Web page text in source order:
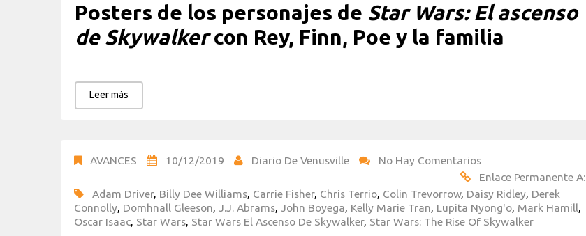
Posters de los personajes de Star Wars: El ascenso
de Skywalkercon Rey, Finn, Poe y la familia
Leer más
AVANCES 10/12/2019 Diario De Venusville
No Hay Comentarios
Enlace Permanente A:
Adam Driver, Billy Dee Williams, Carrie Fisher, Chris Terrio, Colin Trevorrow, Daisy Ridley, Derek
Connolly, Domhnall Gleeson, J.J. Abrams, John Boyega, Kelly Marie Tran, Lupita Nyong'o, Mark Hamill,
Oscar Isaac, Star Wars, Star Wars El Ascenso De Skywalker, Star Wars: The Rise Of Skywalker